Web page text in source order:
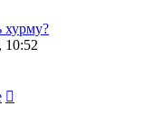
хурму?
10:52